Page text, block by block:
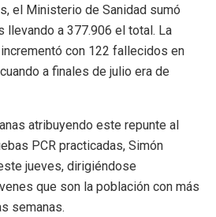
el Ministerio de Sanidad sumó
llevando a 377.906 el total. La
con 122 fallecidos en
a finales de julio era de
atribuyendo este repunte al
PCR practicadas, Simón
jueves, dirigiéndose
que son la población con más
semanas.